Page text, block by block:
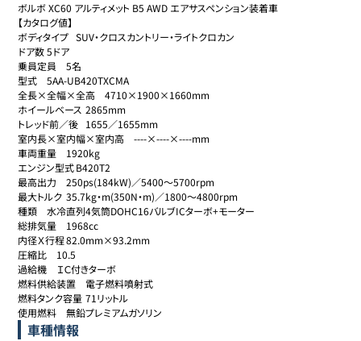
ボルボ XC60 アルティメット B5 AWD エアサスペンション装着車
【カタログ値】
ボディタイプ	SUV・クロスカントリー・ライトクロカン
ドア数	5ドア
乗員定員	5名
型式	5AA-UB420TXCMA
全長×全幅×全高	4710×1900×1660mm
ホイールベース	2865mm
トレッド前／後	1655／1655mm
室内長×室内幅×室内高	----×----×----mm
車両重量	1920kg
エンジン型式	B420T2
最高出力	250ps(184kW)／5400～5700rpm
最大トルク	35.7kg・m(350N・m)／1800～4800rpm
種類	水冷直列4気筒DOHC16バルブICターボ+モーター
総排気量	1968cc
内径Ｘ行程	82.0mm×93.2mm
圧縮比	10.5
過給機	ＩＣ付きターボ
燃料供給装置	電子燃料噴射式
燃料タンク容量	71リットル
使用燃料	無鉛プレミアムガソリン
車種情報